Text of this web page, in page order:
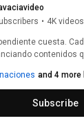
• 4K videos
cuesta.
contenidos
and 4 more
Subscribe